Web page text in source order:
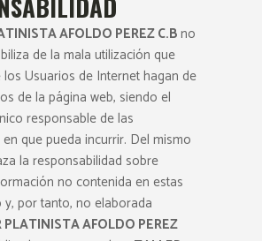
AFOLDO PEREZ C.Bno
de la mala utilización que
Usuarios de Internet hagan de
de la página web, siendo el
responsable de las
que pueda incurrir. Del mismo
la responsabilidad sobre
no contenida en estas
y, por tanto, no elaborada
PLATINISTA AFOLDO PEREZ